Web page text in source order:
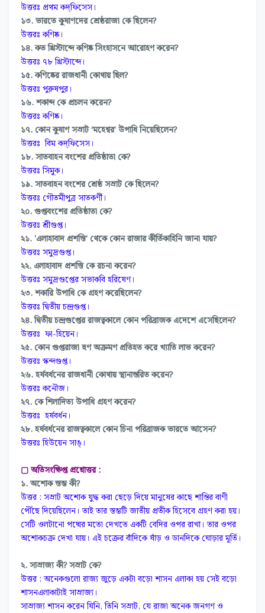
উত্তরঃ প্রথম কদ্ফিসেস।
১৩. ভারতে কুষাণদের শ্রেষ্ঠরাজা কে ছিলেন?
উত্তরঃ কণিষ্ক।
১৪. কত খ্রিস্টাব্দে কণিষ্ক সিংহাসনে আরোহণ করেন?
উত্তরঃ ৭৮ খ্রিস্টাব্দে।
১৫. কণিষ্কের রাজধানী কোথায় ছিল?
উত্তরঃ পুরুষপুর।
১৬. শকাব্দ কে প্রচলন করেন?
উত্তরঃ কণিষ্ক।
১৭. কোন কুষাণ সম্রাট ‘মহেশ্বর’ উপাধি নিয়েছিলেন?
উত্তরঃ বিম কদ্ফিসেস।
১৮. সাতবাহন বংশের প্রতিষ্ঠাতা কে?
উত্তরঃ সিমুক।
১৯. সাতবাহন বংশের শ্রেষ্ঠ সম্রাট কে ছিলেন?
উত্তরঃ গৌতমীপুত্র সাতকর্ণী।
২০. গুপ্তবংশের প্রতিষ্ঠাতা কে?
উত্তরঃ শ্রীগুপ্ত।
২১. 'এলাহাবাদ প্রশস্তি’ থেকে কোন রাজার কীর্তিকাহিনি জানা যায়?
উত্তরঃ সমুদ্রগুপ্ত।
২২. এলাহাবাদ প্রশস্তি কে রচনা করেন?
উত্তরঃ সমুদ্রগুপ্তের সভাকবি হরিষেণ।
২৩. শকারি উপাধি কে গ্রহণ করেছিলেন?
উত্তরঃ দ্বিতীয় চন্দ্রগুপ্ত।
২৪. দ্বিতীয় চন্দ্রগুপ্তের রাজত্বকালে কোন পরিব্রাজক এদেশে এসেছিলেন?
উত্তরঃ ফা-হিয়েন।
২৫. কোন গুপ্তরাজা হুণ অক্রমণ প্রতিহত করে খ্যাতি লাভ করেন?
উত্তরঃ স্কন্দগুপ্ত।
২৬. হর্ষবর্ধনের রাজধানী কোথায় স্থানান্তরিত করেন?
উত্তরঃ কনৌজ।
২৭. কে শিলাদিত্য উপাধি গ্রহণ করেন?
উত্তরঃ হর্ষবর্ধন।
২৮. হর্ষবর্ধনের রাজত্বকালে কোন চিনা পরিব্রাজক ভারতে আসেন?
উত্তরঃ হিউয়েন সাঙ্।
▢ অতিসংক্ষিপ্ত প্রশ্নোত্তর :
১. অশোক স্তম্ভ কী?
উত্তর : সম্রাট অশোক যুদ্ধ করা ছেড়ে দিয়ে মানুষের কাছে শান্তির বাণী
পৌঁছে দিয়েছিলেন। তাই তার স্তম্ভটি জাতীয় প্রতীক হিসেবে গ্রহণ করা হয়।
সেটি ওলটানো পদ্মের মতো দেখতে একটি বেদির ওপর রাখা। তার ওপর
অশোকচক্র দেখা যায়। এই চক্রের বাঁদিকে ষাঁড় ও ডানদিকে ঘোড়ার মূর্তি।
২. সাম্রাজ্য কী? সম্রাট কে?
উত্তর : অনেকগুলো রাজ্য জুড়ে একটা বড়ো শাসন এলাকা হয় সেই বড়ো
শাসনএলাকাটাই সাম্রাজ্য।
সাম্রাজ্য শাসন করেন যিনি, তিনি সম্রাট, যে রাজা অনেক জনগণ ও